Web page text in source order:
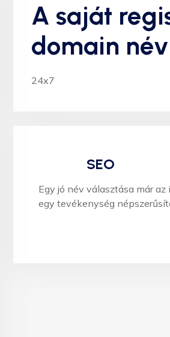
A saját
domain
24x7
SEO
Egy jó név választása már
egy tevékenység